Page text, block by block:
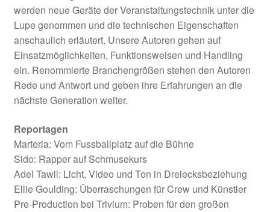
werden neue Geräte der Veranstaltungstechnik unter die
Lupe genommen und die technischen Eigenschaften
anschaulich erläutert. Unsere Autoren gehen auf
Einsatzmöglichkeiten, Funktionsweisen und Handling
ein. Renommierte Branchengrößen stehen den Autoren
Rede und Antwort und geben ihre Erfahrungen an die
nächste Generation weiter.
Reportagen
Marteria: Vom Fussballplatz auf die Bühne
Sido: Rapper auf Schmusekurs
Adel Tawil: Licht, Video und Ton in Dreiecksbeziehung
Ellie Goulding: Überraschungen für Crew und Künstler
Pre-Production bei Trivium: Proben für den großen